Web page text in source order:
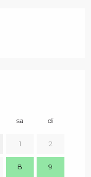
sa di
1 2
8 9